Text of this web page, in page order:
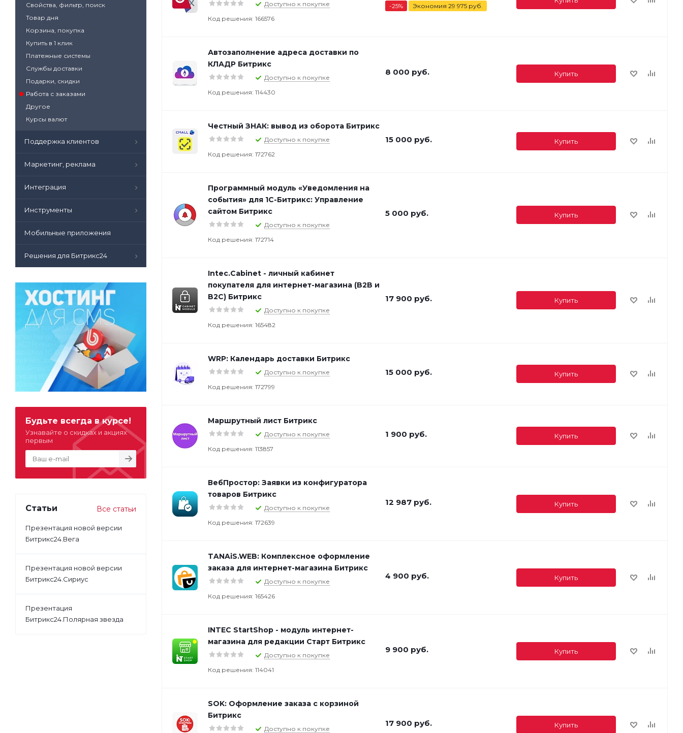
Доступно к покупке
Код решения: 166576
-25% Экономия 29 975 руб.
Автозаполнение адреса доставки по
КЛАДР Битрикс
Доступно к покупке
Код решения: 114430
8 000 руб. Купить
Честный ЗНАК: вывод из оборота Битрикс
Доступно к покупке
Код решения: 172762
15 000 руб. Купить
Программный модуль «Уведомления на
события» для 1С-Битрикс: Управление
сайтом Битрикс
Доступно к покупке
Код решения: 172714
5 000 руб. Купить
Intec.Cabinet - личный кабинет
покупателя для интернет-магазина (B2B и
B2C) Битрикс
Доступно к покупке
Код решения: 165482
17 900 руб. Купить
WRP: Календарь доставки Битрикс
Доступно к покупке
Код решения: 172799
15 000 руб. Купить
Маршрутный лист Битрикс
Доступно к покупке
Код решения: 113857
1 900 руб. Купить
ВебПростор: Заявки из конфигуратора
товаров Битрикс
Доступно к покупке
Код решения: 172639
12 987 руб. Купить
TANAiS.WEB: Комплексное оформление
заказа для интернет-магазина Битрикс
Доступно к покупке
Код решения: 165426
4 900 руб. Купить
INTEC StartShop - модуль интернет-
магазина для редакции Старт Битрикс
Доступно к покупке
Код решения: 114041
9 900 руб. Купить
SOK: Оформление заказа с корзиной
Битрикс
Доступно к покупке
17 900 руб. Купить
Свойства, фильтр, поиск
Товар дня
Корзина, покупка
Купить в 1 клик
Платежные системы
Службы доставки
Подарки, скидки
Работа с заказами
Другое
Курсы валют
Поддержка клиентов
Маркетинг, реклама
Интеграция
Инструменты
Мобильные приложения
Решения для Битрикс24
Будьте всегда в курсе!
Узнавайте о скидках и акциях
первым
Статьи Все статьи
Презентация новой версии
Битрикс24.Вега
Презентация новой версии
Битрикс24.Сириус
Презентация
Битрикс24.Полярная звезда